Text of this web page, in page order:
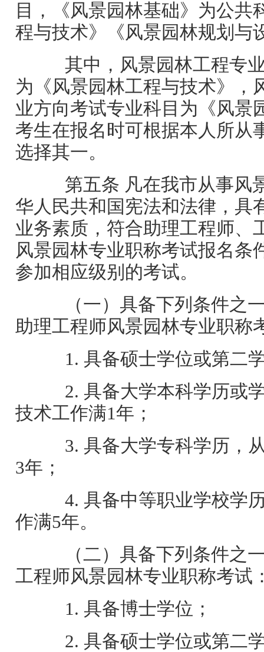
目，《风景园林基础》为公共
程与技术》《风景园林规划与
其中，风景园林工程专
为《风景园林工程与技术》，
业方向考试专业科目为《风景
考生在报名时可根据本人所从
选择其一。
第五条 凡在我市从事风
华人民共和国宪法和法律，具
业务素质，符合助理工程师、
风景园林专业职称考试报名条
参加相应级别的考试。
（一）具备下列条件之
助理工程师风景园林专业职称
1. 具备硕士学位或第二
2. 具备大学本科学历或
技术工作满1年；
3. 具备大学专科学历，
3年；
4. 具备中等职业学校学
作满5年。
（二）具备下列条件之
工程师风景园林专业职称考试
1. 具备博士学位；
2. 具备硕士学位或第二